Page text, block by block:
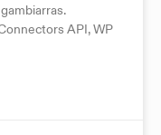
API, WP